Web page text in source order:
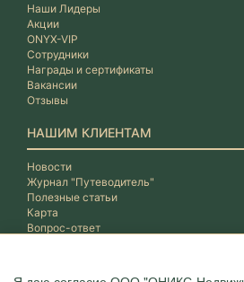
Наши Лидеры
Акции
ONYX-VIP
Сотрудники
Награды и сертификаты
Вакансии
Отзывы
НАШИМ КЛИЕНТАМ
Новости
Журнал "Путеводитель"
Полезные статьи
Карта
Вопрос-ответ